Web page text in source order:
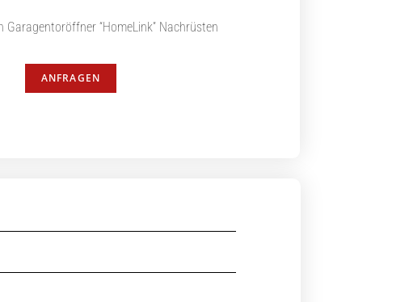
Garagentoröffner “HomeLink” Nachrüsten
ANFRAGEN